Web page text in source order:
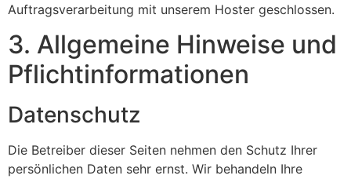
Auftragsverarbeitung mit unserem Hoster geschlossen.
3. Allgemeine Hinweise und
Pflicht­informationen
Datenschutz
Die Betreiber dieser Seiten nehmen den Schutz Ihrer
persönlichen Daten sehr ernst. Wir behandeln Ihre